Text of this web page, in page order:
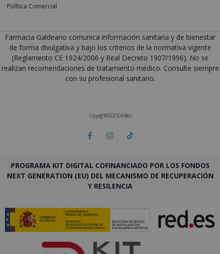
Política Comercial
Farmacia Galdeano comunica información sanitaria y de bienestar
de forma divulgativa y bajo los criterios de la normativa vigente
(Reglamento CE 1924/2006 y Real Decreto 1907/1996). No se
realizan recomendaciones de tratamiento médico. Consulte siempre
con su profesional sanitario.
Copyright © 2025 Deditec
PROGRAMA KIT DIGITAL COFINANCIADO POR LOS FONDOS
NEXT GENERATION (EU) DEL MECANISMO DE RECUPERACIÓN
Y RESILENCIA